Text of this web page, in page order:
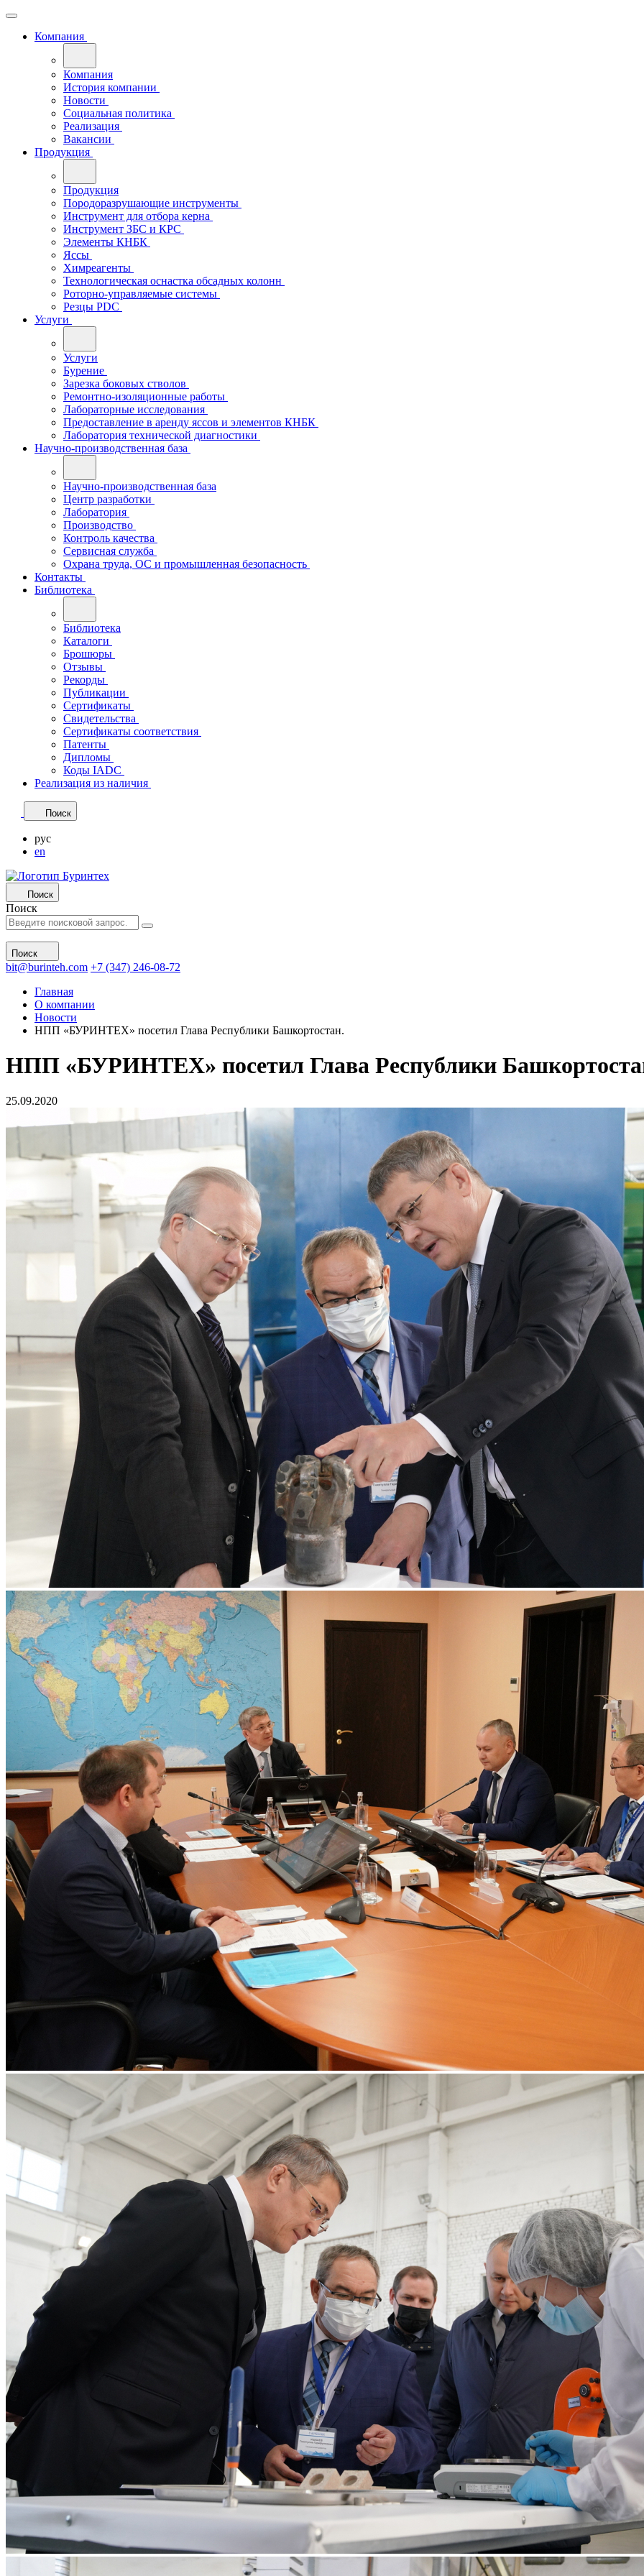
Компания
Компания
История компании
Новости
Социальная политика
Реализация
Вакансии
Продукция
Продукция
Породоразрушающие инструменты
Инструмент для отбора керна
Инструмент ЗБС и КРС
Элементы КНБК
Яссы
Химреагенты
Технологическая оснастка обсадных колонн
Роторно-управляемые системы
Резцы PDC
Услуги
Услуги
Бурение
Зарезка боковых стволов
Ремонтно-изоляционные работы
Лабораторные исследования
Предоставление в аренду яссов и элементов КНБК
Лаборатория технической диагностики
Научно-производственная база
Научно-производственная база
Центр разработки
Лаборатория
Производство
Контроль качества
Сервисная служба
Охрана труда, ОС и промышленная безопасность
Контакты
Библиотека
Библиотека
Каталоги
Брошюры
Отзывы
Рекорды
Публикации
Сертификаты
Свидетельства
Сертификаты соответствия
Патенты
Дипломы
Коды IADC
Реализация из наличия
Поиск
рус
en
Поиск
Поиск
Поиск
bit@burinteh.com +7 (347) 246-08-72
Главная
О компании
Новости
НПП «БУРИНТЕХ» посетил Глава Республики Башкортостан.
НПП «БУРИНТЕХ» посетил Глава Республики
25.09.2020